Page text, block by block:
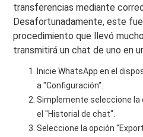
transferencias mediante
Desafortunadamente, este
procedimiento que llevó
transmitirá un chat de uno en
Inicie WhatsApp en el
a "Configuración".
Simplemente seleccione la
el "Historial de chat".
Seleccione la opción